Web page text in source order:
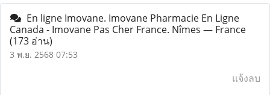
En ligne Imovane. Imovane Pharmacie En Ligne
Canada - Imovane Pas Cher France. Nîmes — France
(173 อ่าน)
3 พ.ย. 2568 07:53
แจ้งลบ